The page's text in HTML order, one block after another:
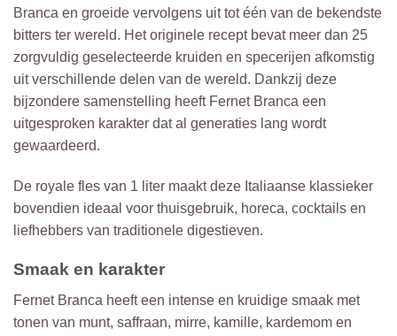
Branca en groeide vervolgens uit tot één van de bekendste
bitters ter wereld. Het originele recept bevat meer dan 25
zorgvuldig geselecteerde kruiden en specerijen afkomstig
uit verschillende delen van de wereld. Dankzij deze
bijzondere samenstelling heeft Fernet Branca een
uitgesproken karakter dat al generaties lang wordt
gewaardeerd.
De royale fles van 1 liter maakt deze Italiaanse klassieker
bovendien ideaal voor thuisgebruik, horeca, cocktails en
liefhebbers van traditionele digestieven.
Smaak en karakter
Fernet Branca heeft een intense en kruidige smaak met
tonen van munt, saffraan, mirre, kamille, kardemom en